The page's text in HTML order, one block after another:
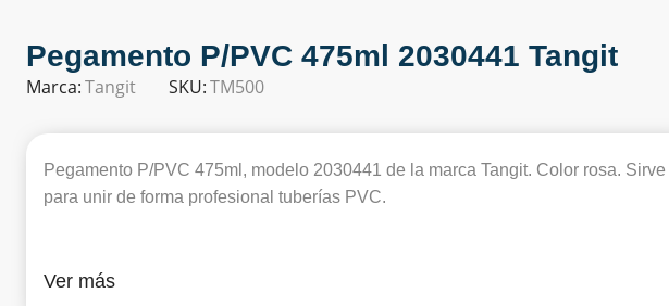
Pegamento P/PVC 475ml 2030441 Tangit
Marca:Tangit SKU:TM500
Pegamento P/PVC 475ml, modelo 2030441 de la marca Tangit. Color rosa. Sirve
para unir de forma profesional tuberías PVC.
Ver más